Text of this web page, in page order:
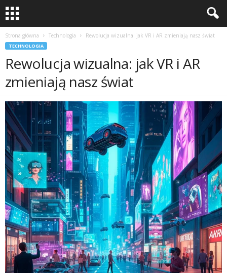
Strona główna Technologia Rewolucja wizualna: jak VR i AR zmieniają nasz świat
TECHNOLOGIA
Rewolucja wizualna: jak VR i AR
zmieniają nasz świat